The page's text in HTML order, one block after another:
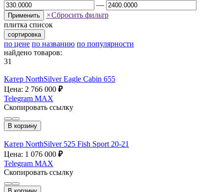
—
Применить ×Сбросить фильтр
плитка список
сортировка
по цене по названию по популярности
найдено товаров:
31
Катер NorthSilver Eagle Cabin 655
Цена: 2 766 000 ₽
Telegram MAX
Скопировать ссылку
В корзину
Катер NorthSilver 525 Fish Sport 20-21
Цена: 1 076 000 ₽
Telegram MAX
Скопировать ссылку